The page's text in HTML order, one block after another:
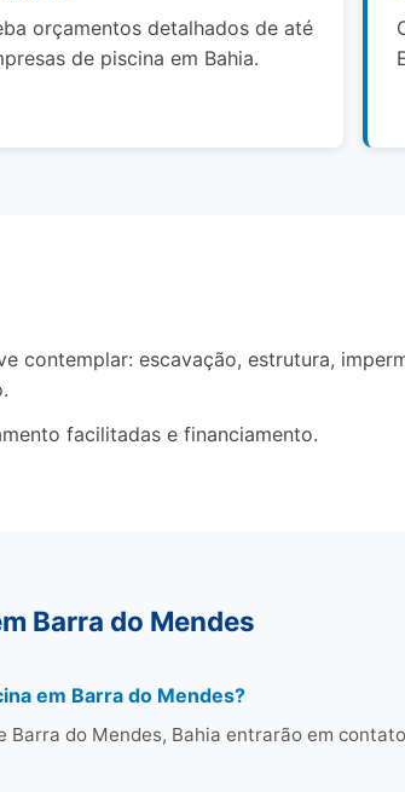
orçamentos detalhados de até
de piscina em Bahia.
contemplar: escavação, estrutura,
facilitadas e financiamento.
Barra do Mendes
em Barra do Mendes?
Barra do Mendes, Bahia entrarão em